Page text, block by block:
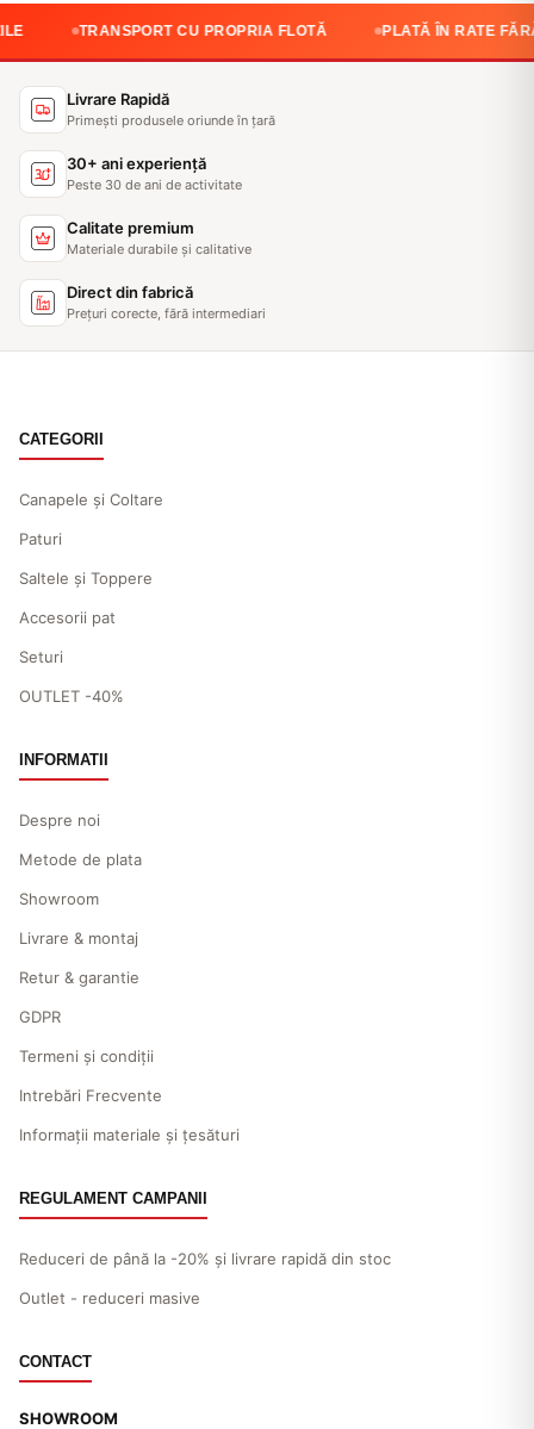
TRANSPORT CU PROPRIA FLOTĂ PLATĂ ÎN RATE FĂRĂ
Livrare Rapidă
Primești produsele oriunde în țară
30+ ani experiență
Peste 30 de ani de activitate
Calitate premium
Materiale durabile și calitative
Direct din fabrică
Prețuri corecte, fără intermediari
CATEGORII
Canapele și Coltare
Paturi
Saltele și Toppere
Accesorii pat
Seturi
OUTLET -40%
INFORMATII
Despre noi
Metode de plata
Showroom
Livrare & montaj
Retur & garantie
GDPR
Termeni și condiții
Intrebări Frecvente
Informații materiale și țesături
REGULAMENT CAMPANII
Reduceri de până la -20% și livrare rapidă din stoc
Outlet - reduceri masive
CONTACT
SHOWROOM